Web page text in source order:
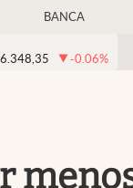
BANCA
-0.06%